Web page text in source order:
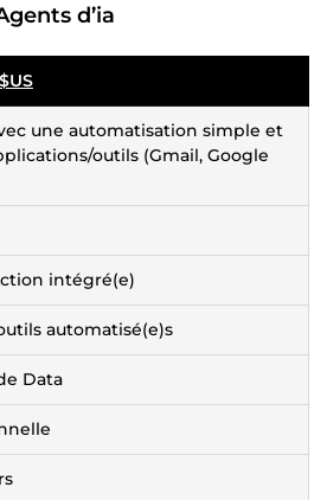
d’ia
une automatisation simple et
outils (Gmail, Google
intégré(e)
automatisé(e)s
Data